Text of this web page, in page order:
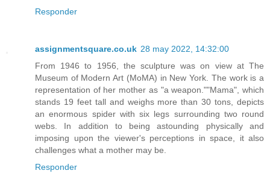
Responder
assignmentsquare.co.uk 28 may 2022, 14:32:00
From 1946 to 1956, the sculpture was on view at The
Museum of Modern Art (MoMA) in New York. The work is a
representation of her mother as "a weapon.""Mama", which
stands 19 feet tall and weighs more than 30 tons, depicts
an enormous spider with six legs surrounding two round
webs. In addition to being astounding physically and
imposing upon the viewer's perceptions in space, it also
challenges what a mother may be.
Responder